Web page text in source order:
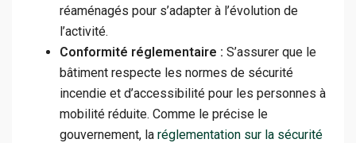
réaménagés pour s’adapter à l’évolution de
l’activité.
Conformité réglementaire : S’assurer que le
bâtiment respecte les normes de sécurité
incendie et d’accessibilité pour les personnes à
mobilité réduite. Comme le précise le
gouvernement, la réglementation sur la sécurité